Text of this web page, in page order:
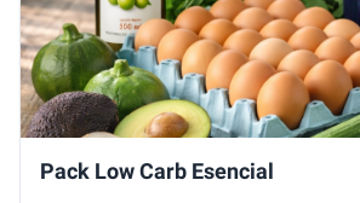
Pack Low Carb Esencial